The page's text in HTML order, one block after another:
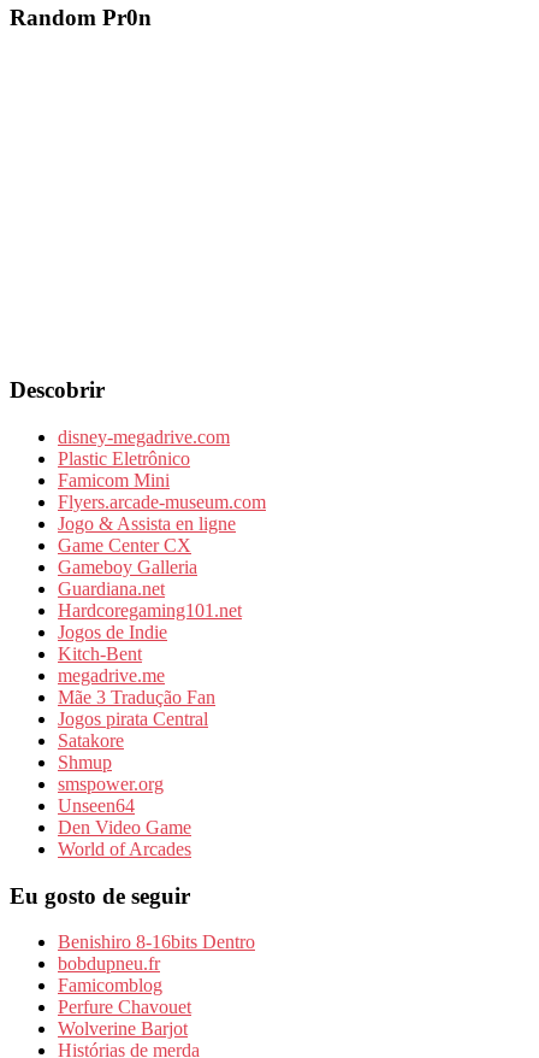
Random Pr0n
Descobrir
disney-megadrive.com
Plastic Eletrônico
Famicom Mini
Flyers.arcade-museum.com
Jogo & Assista en ligne
Game Center CX
Gameboy Galleria
Guardiana.net
Hardcoregaming101.net
Jogos de Indie
Kitch-Bent
megadrive.me
Mãe 3 Tradução Fan
Jogos pirata Central
Satakore
Shmup
smspower.org
Unseen64
Den Video Game
World of Arcades
Eu gosto de seguir
Benishiro 8-16bits Dentro
bobdupneu.fr
Famicomblog
Perfure Chavouet
Wolverine Barjot
Histórias de merda